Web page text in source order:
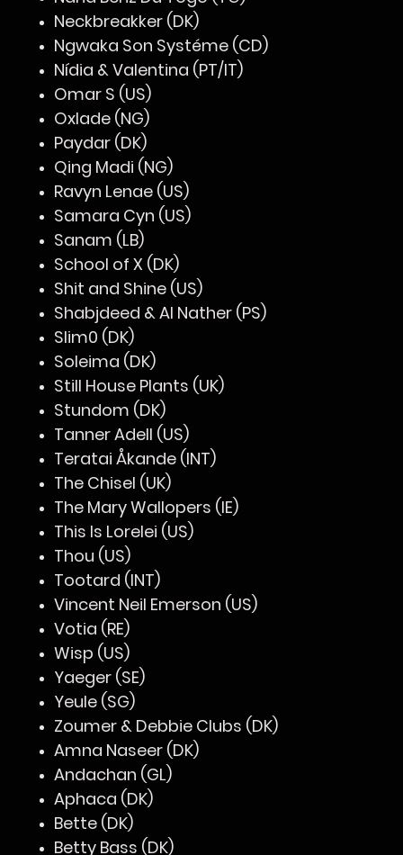
Neckbreakker (DK)
Ngwaka Son Systéme (CD)
Nídia & Valentina (PT/IT)
Omar S (US)
Oxlade (NG)
Paydar (DK)
Qing Madi (NG)
Ravyn Lenae (US)
Samara Cyn (US)
Sanam (LB)
School of X (DK)
Shit and Shine (US)
Shabjdeed & Al Nather (PS)
Slim0 (DK)
Soleima (DK)
Still House Plants (UK)
Stundom (DK)
Tanner Adell (US)
Teratai Åkande (INT)
The Chisel (UK)
The Mary Wallopers (IE)
This Is Lorelei (US)
Thou (US)
Tootard (INT)
Vincent Neil Emerson (US)
Votia (RE)
Wisp (US)
Yaeger (SE)
Yeule (SG)
Zoumer & Debbie Clubs (DK)
Amna Naseer (DK)
Andachan (GL)
Aphaca (DK)
Bette (DK)
Betty Bass (DK)